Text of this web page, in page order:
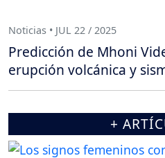
Noticias • JUL 22 / 2025
Predicción de Mhoni
erupción volcánica y
+